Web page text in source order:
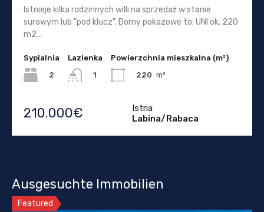
Istnieje kilka rodzinnych willi na sprzedaż w stanie
surowym lub "pod klucz". Domy pokazowe to: UNI ok. 220
m2...
Sypialnia
2
Lazienka
1
Powierzchnia mieszkalna (m²)
220 m²
210.000€
Istria
Labina/Rabaca
Ausgesuchte Immobilien
Featured